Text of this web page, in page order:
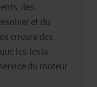
des
et du
erreurs des
les tests
du moteur